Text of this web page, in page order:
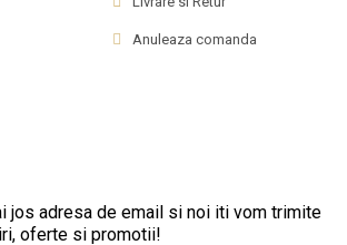
Anuleaza comanda
jos adresa de email si noi iti vom trimite
oferte si promotii!